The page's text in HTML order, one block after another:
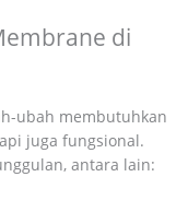
di
ubah membutuhkan
juga fungsional.
antara lain: